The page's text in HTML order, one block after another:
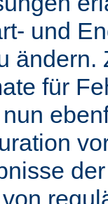
und
ändern.
für